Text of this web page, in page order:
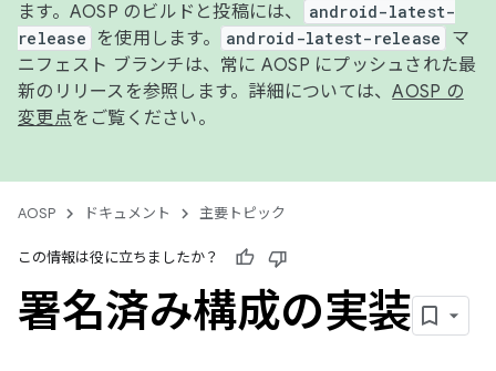
ます。AOSP のビルドと投稿には、
android-latest-
release
を使用します。 android-latest-release
マ
ニフェスト ブランチは、常に AOSP にプッシュされた最
新のリリースを参照します。詳細については、AOSP の
変更点をご覧ください。
AOSP ドキュメント 主要トピック
この情報は役に立ちましたか？
署名済み構成の実装